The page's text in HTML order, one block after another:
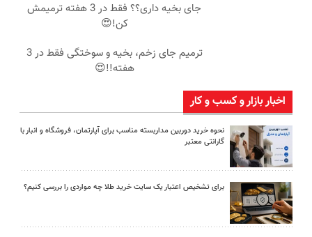
جای بخیه داری؟؟ فقط در 3 هفته ترمیمش
کن!😍
ترمیم جای زخم، بخیه و سوختگی فقط در 3
هفته!!😍
اخبار بازار و کسب و کار
نحوه خرید دوربین مداربسته مناسب برای آپارتمان، فروشگاه و انبار با
گارانتی معتبر
برای تشخیص اعتبار یک سایت خرید طلا چه مواردی را بررسی کنیم؟